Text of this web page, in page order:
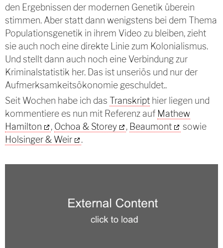
den Ergebnissen der modernen Genetik überein
stimmen. Aber statt dann wenigstens bei dem Thema
Populationsgenetik in ihrem Video zu bleiben, zieht
sie auch noch eine direkte Linie zum Kolonialismus.
Und stellt dann auch noch eine Verbindung zur
Kriminalstatistik her. Das ist unseriös und nur der
Aufmerksamkeitsökonomie geschuldet..
Seit Wochen habe ich das Transkript hier liegen und
kommentiere es nun mit Referenz auf Mathew
Hamilton
, Ochoa & Storey , Beaumont
sowie
Holsinger & Weir
.